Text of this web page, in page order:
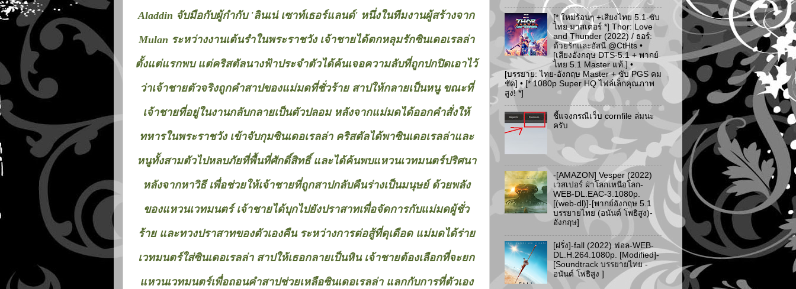
Aladdin จับมือกับผู้กำกับ 'ลินเน่ เซาท์เธอร์แลนด์' หนึ่งในทีมงานผู้สร้างจาก
Mulan ระหว่างงานเต้นรำในพระราชวัง เจ้าชายได้ตกหลุมรักซินเดอเรลล่า
ตั้งแต่แรกพบ แต่คริสตัลนางฟ้าประจำตัวได้ค้นเจอความลับที่ถูกปกปิดเอาไว้
ว่าเจ้าชายตัวจริงถูกคำสาปของแม่มดที่ชั่วร้าย สาปให้กลายเป็นหนู ขณะที่
เจ้าชายที่อยู่ในงานกลับกลายเป็นตัวปลอม หลังจากแม่มดได้ออกคำสั่งให้
ทหารในพระราชวัง เข้าจับกุมซินเดอเรลล่า คริสตัลได้พาซินเดอเรลล่าและ
หนูทั้งสามตัวไปหลบภัยที่พื้นที่ศักดิ์สิทธิ์ และได้ค้นพบแหวนเวทมนตร์ปริศนา
หลังจากหาวิธี เพื่อช่วยให้เจ้าชายที่ถูกสาปกลับคืนร่างเป็นมนุษย์ ด้วยพลัง
ของแหวนเวทมนตร์ เจ้าชายได้บุกไปยังปราสาทเพื่อจัดการกับแม่มดผู้ชั่ว
ร้าย และทวงปราสาทของตัวเองคืน ระหว่างการต่อสู้ที่ดุเดือด แม่มดได้ร่าย
เวทมนตร์ใส่ซินเดอเรลล่า สาปให้เธอกลายเป็นหิน เจ้าชายต้องเลือกที่จะยก
แหวนเวทมนตร์เพื่อถอนคำสาปช่วยเหลือซินเดอเรลล่า แลกกับการที่ตัวเอง
[* ใหม่ร้อนๆ +เสียงไทย 5.1-ซับ
ไทย มาสเตอร์ *] Thor: Love
and Thunder (2022) / ธอร์:
ด้วยรักและอัสนี @CtHts •
[เสียงอังกฤษ DTS-5.1 + พากย์
ไทย 5.1 Master แท้.] •
[บรรยาย: ไทย-อังกฤษ Master + ซับ PGS คม
ชัด] • [* 1080p Super HQ ไฟล์เล็กคุณภาพ
สูง! *]
ชี้แจงกรณีเว็บ cornfile ล่มนะ
ครับ
-[AMAZON] Vesper (2022)
เวสเปอร์ ฝ่าโลกเหนือโลก-
WEB-DL.EAC-3.1080p.
[(web-dl)]-[พากย์อังกฤษ 5.1
บรรยายไทย (อนันต์ โพธิสูง)-
อังกฤษ]
[ฝรั่ง]-fall (2022) ฟอล-WEB-
DL.H.264.1080p. [Modified]-
[Soundtrack บรรยายไทย -
อนันต์ โพธิสูง ]